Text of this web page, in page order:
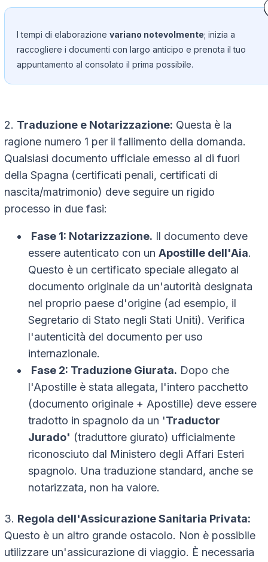
I tempi di elaborazione variano notevolmente; inizia a
raccogliere i documenti con largo anticipo e prenota il tuo
appuntamento al consolato il prima possibile.
2. Traduzione e Notarizzazione: Questa è la
ragione numero 1 per il fallimento della domanda.
Qualsiasi documento ufficiale emesso al di fuori
della Spagna (certificati penali, certificati di
nascita/matrimonio) deve seguire un rigido
processo in due fasi:
Fase 1: Notarizzazione. Il documento deve
essere autenticato con un Apostille dell'Aia.
Questo è un certificato speciale allegato al
documento originale da un'autorità designata
nel proprio paese d'origine (ad esempio, il
Segretario di Stato negli Stati Uniti). Verifica
l'autenticità del documento per uso
internazionale.
Fase 2: Traduzione Giurata. Dopo che
l'Apostille è stata allegata, l'intero pacchetto
(documento originale + Apostille) deve essere
tradotto in spagnolo da un 'Traductor
Jurado' (traduttore giurato) ufficialmente
riconosciuto dal Ministero degli Affari Esteri
spagnolo. Una traduzione standard, anche se
notarizzata, non ha valore.
3. Regola dell'Assicurazione Sanitaria Privata:
Questo è un altro grande ostacolo. Non è possibile
utilizzare un'assicurazione di viaggio. È necessaria